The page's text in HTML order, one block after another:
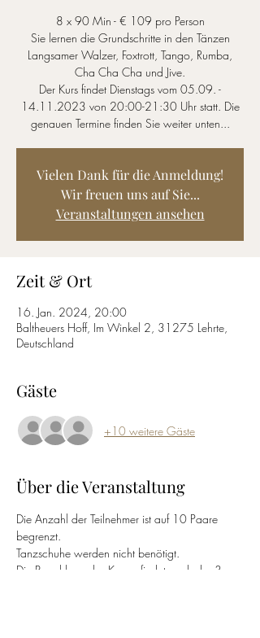
8 x 90 Min - € 109 pro Person
Sie lernen die Grundschritte in den Tänzen
Langsamer Walzer, Foxtrott, Tango, Rumba,
Cha Cha Cha und Jive.
Der Kurs findet Dienstags vom 05.09. -
14.11.2023 von 20:00-21:30 Uhr statt. Die
genauen Termine finden Sie weiter unten...
Vielen Dank für die Anmeldung!
Wir freuen uns auf Sie...
Veranstaltungen ansehen
Zeit & Ort
16. Jan. 2024, 20:00
Baltheuers Hoff, Im Winkel 2, 31275 Lehrte,
Deutschland
Gäste
+10 weitere Gäste
Über die Veranstaltung
Die Anzahl der Teilnehmer ist auf 10 Paare
begrenzt.
Tanzschuhe werden nicht benötigt.
Die Bezahlung des Kursus findet nach der 3.